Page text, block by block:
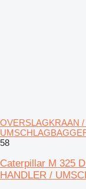
OVERSLAGKRAAN
58
Caterpillar M 325
HANDLER /